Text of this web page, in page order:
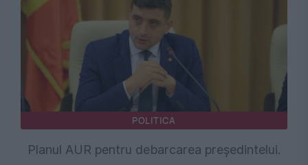
POLITICA
Planul AUR pentru debarcarea președintelui.